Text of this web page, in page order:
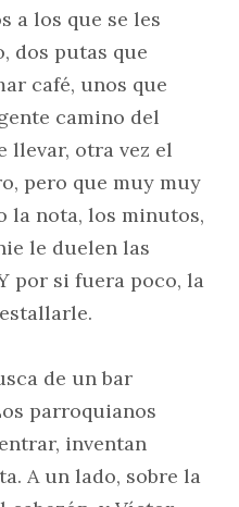
a los que se les
dos putas que
café, unos que
camino del
llevar, otra vez el
pero que muy muy
la nota, los minutos,
le duelen las
por si fuera poco, la
de un bar
parroquianos
inventan
A un lado, sobre la